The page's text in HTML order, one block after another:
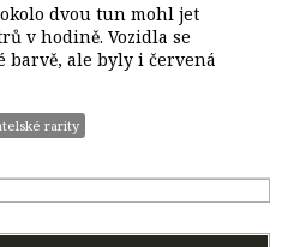
dvou tun mohl jet
v hodině. Vozidla se
barvě, ale byly i červená
rarity